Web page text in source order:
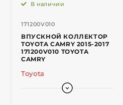
171200V010
В наличии
ВПУСКНОЙ КОЛЛЕКТОР
TOYOTA CAMRY 2015-2017
171200V010 TOYOTA
CAMRY
Toyota